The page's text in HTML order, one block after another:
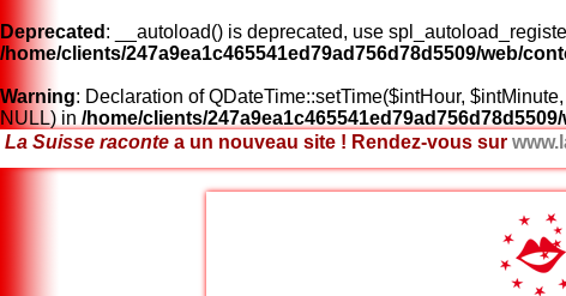
Deprecated : __autoload() is deprecated, use
/home/clients/247a9ea1c465541ed79ad756d78d5509/web/
Warning: Declaration of QDateTime::setTime($intHour,
NULL) in /home/clients/
La Suisse raconte a un nouveau site ! Rendez-vous sur